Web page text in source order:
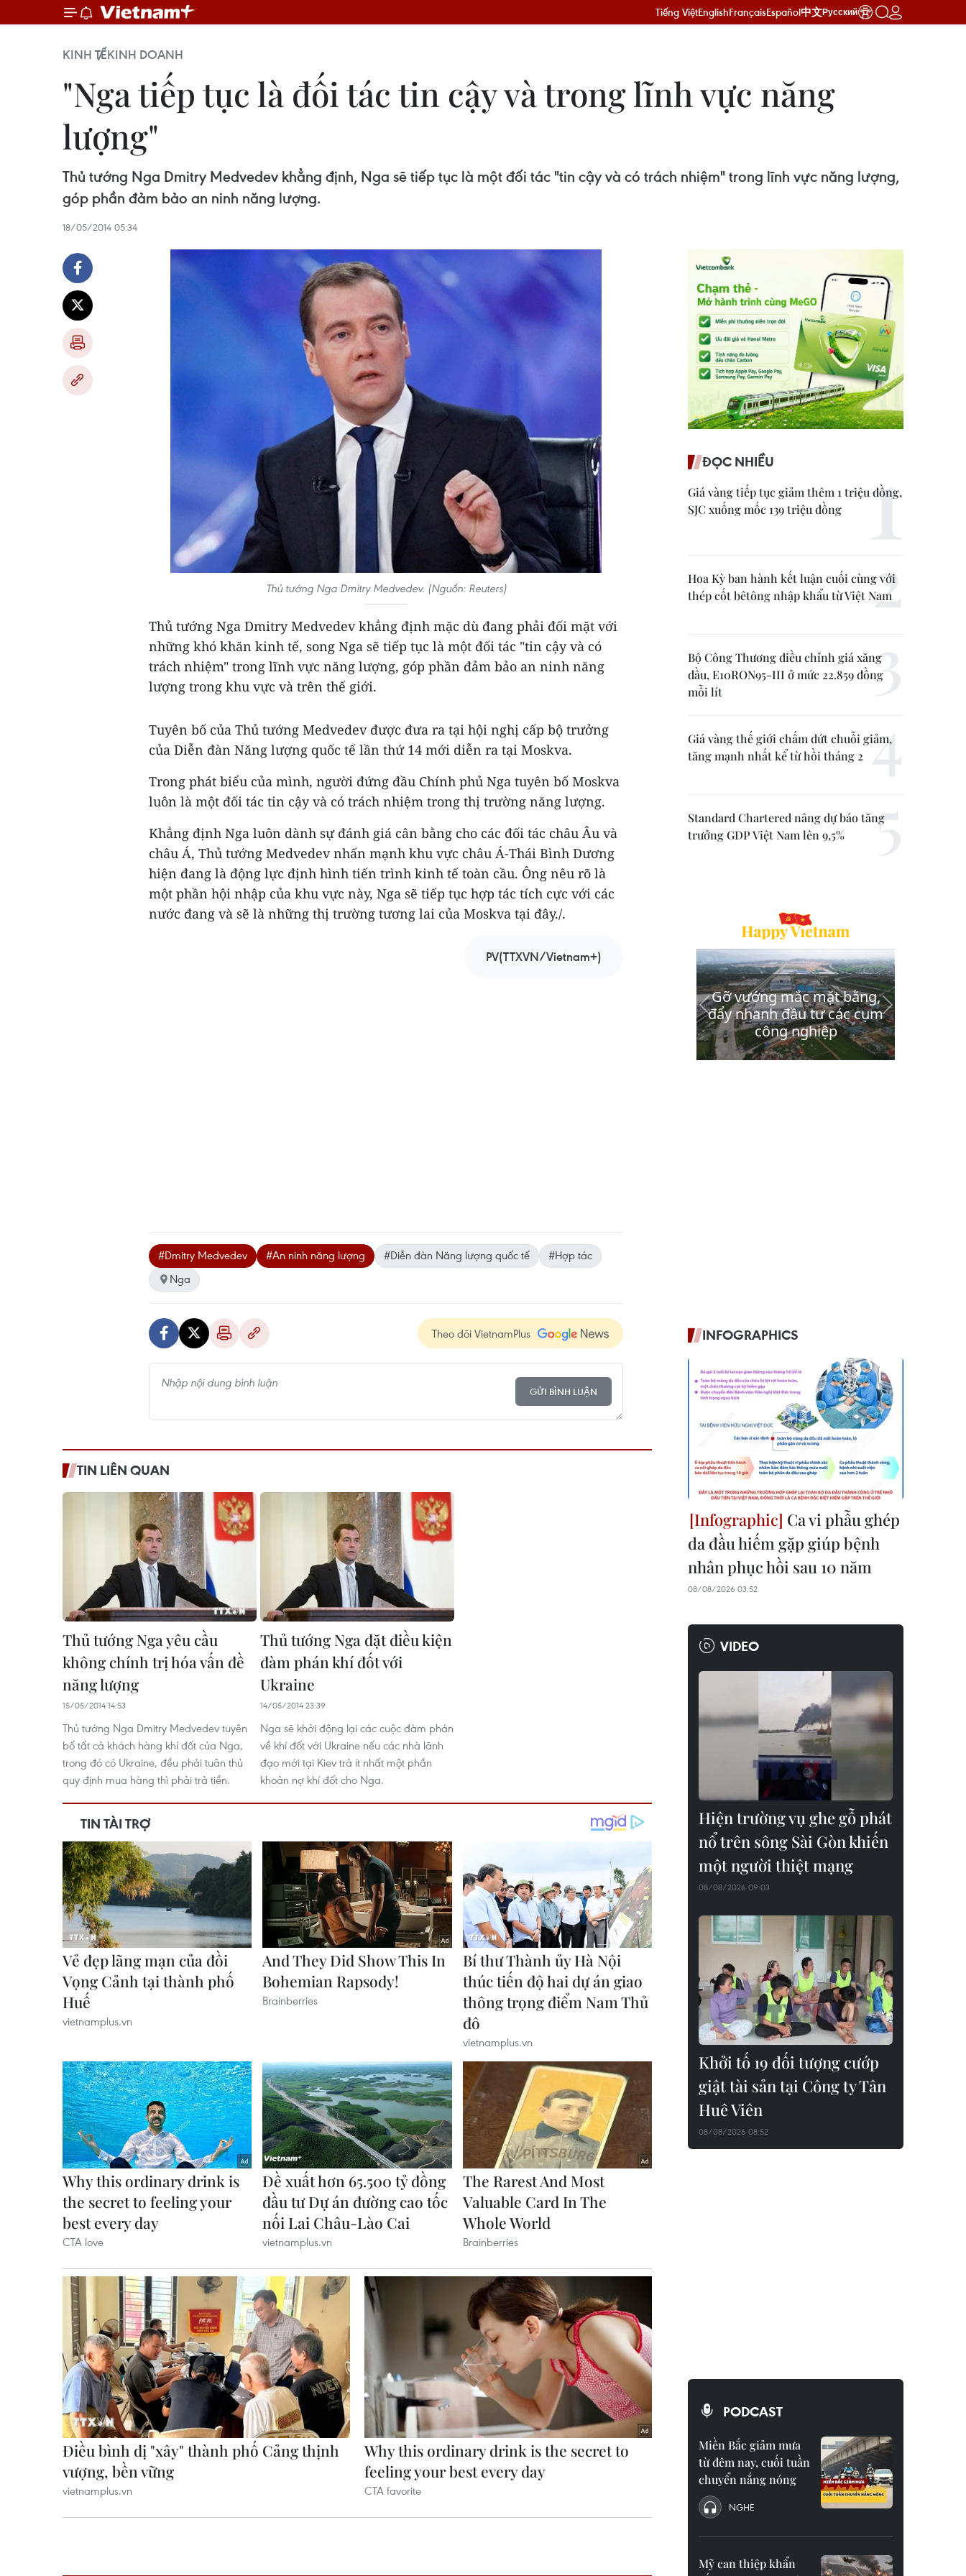
Tiếng ViệtEnglishFrançaisEspañol中文Русский
KINH TẾKINH DOANH
"Nga tiếp tục là đối tác tin cậy và trong lĩnh vực năng
lượng"
Thủ tướng Nga Dmitry Medvedev khẳng định, Nga sẽ tiếp tục là một đối tác "tin cậy và có trách nhiệm" trong lĩnh vực năng lượng,
góp phần đảm bảo an ninh năng lượng.
18/05/2014 05:34
Thủ tướng Nga Dmitry Medvedev. (Nguồn: Reuters)
Thủ tướng Nga Dmitry Medvedev khẳng định mặc dù đang phải đối mặt với
những khó khăn kinh tế, song Nga sẽ tiếp tục là một đối tác "tin cậy và có
trách nhiệm" trong lĩnh vực năng lượng, góp phần đảm bảo an ninh năng
lượng trong khu vực và trên thế giới.
Tuyên bố của Thủ tướng Medvedev được đưa ra tại hội nghị cấp bộ trưởng
của Diễn đàn Năng lượng quốc tế lần thứ 14 mới diễn ra tại Moskva.
Trong phát biểu của mình, người đứng đầu Chính phủ Nga tuyên bố Moskva
luôn là một đối tác tin cậy và có trách nhiệm trong thị trường năng lượng.
Khẳng định Nga luôn dành sự đánh giá cân bằng cho các đối tác châu Âu và
châu Á, Thủ tướng Medvedev nhấn mạnh khu vực châu Á-Thái Bình Dương
hiện đang là động lực định hình tiến trình kinh tế toàn cầu. Ông nêu rõ là
một phần hội nhập của khu vực này, Nga sẽ tiếp tục hợp tác tích cực với các
nước đang và sẽ là những thị trường tương lai của Moskva tại đây./.
PV(TTXVN/Vietnam+)
#Dmitry Medvedev #An ninh năng lượng #Diễn đàn Năng lượng quốc tế
#Hợp tác
Nga
Theo dõi VietnamPlus
GỬI BÌNH LUẬN
TIN LIÊN QUAN
Thủ tướng Nga yêu cầu
không chính trị hóa vấn đề
năng lượng
15/05/2014 14:53
Thủ tướng Nga Dmitry Medvedev tuyên
bố tất cả khách hàng khí đốt của Nga,
trong đó có Ukraine, đều phải tuân thủ
quy định mua hàng thì phải trả tiền.
Thủ tướng Nga đặt điều kiện
đàm phán khí đốt với
Ukraine
14/05/2014 23:39
Nga sẽ khởi động lại các cuộc đàm phán
về khí đốt với Ukraine nếu các nhà lãnh
đạo mới tại Kiev trả ít nhất một phần
khoản nợ khí đốt cho Nga.
ĐỌC NHIỀU
Giá vàng tiếp tục giảm thêm 1 triệu đồng,
SJC xuống mốc 139 triệu đồng
Hoa Kỳ ban hành kết luận cuối cùng với
thép cốt bêtông nhập khẩu từ Việt Nam
Bộ Công Thương điều chỉnh giá xăng
dầu, E10RON95-III ở mức 22.859 đồng
mỗi lít
Giá vàng thế giới chấm dứt chuỗi giảm,
tăng mạnh nhất kể từ hồi tháng 2
Standard Chartered nâng dự báo tăng
trưởng GDP Việt Nam lên 9,5%
INFOGRAPHICS
Ca vi phẫu ghép
da đầu hiếm gặp giúp bệnh
nhân phục hồi sau 10 năm
08/08/2026 03:52
VIDEO
Hiện trường vụ ghe gỗ phát
nổ trên sông Sài Gòn khiến
một người thiệt mạng
08/08/2026 09:03
Khởi tố 19 đối tượng cướp
giật tài sản tại Công ty Tân
Huê Viên
08/08/2026 08:52
PODCAST
Miền Bắc giảm mưa
từ đêm nay, cuối tuần
chuyển nắng nóng
NGHE
Mỹ can thiệp khẩn